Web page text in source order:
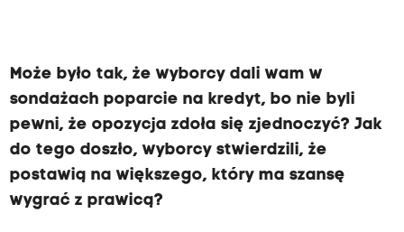
Może było tak, że wyborcy dali wam w
sondażach poparcie na kredyt, bo nie byli
pewni, że opozycja zdoła się zjednoczyć? Jak
do tego doszło, wyborcy stwierdzili, że
postawią na większego, który ma szansę
wygrać z prawicą?